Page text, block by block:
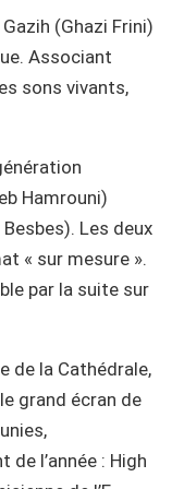
(Ghazi Frini)
Associant
sons vivants,
Hamrouni)
Besbes). Les deux
« sur mesure ».
par la suite sur
de la Cathédrale,
grand écran de
de l’année : High